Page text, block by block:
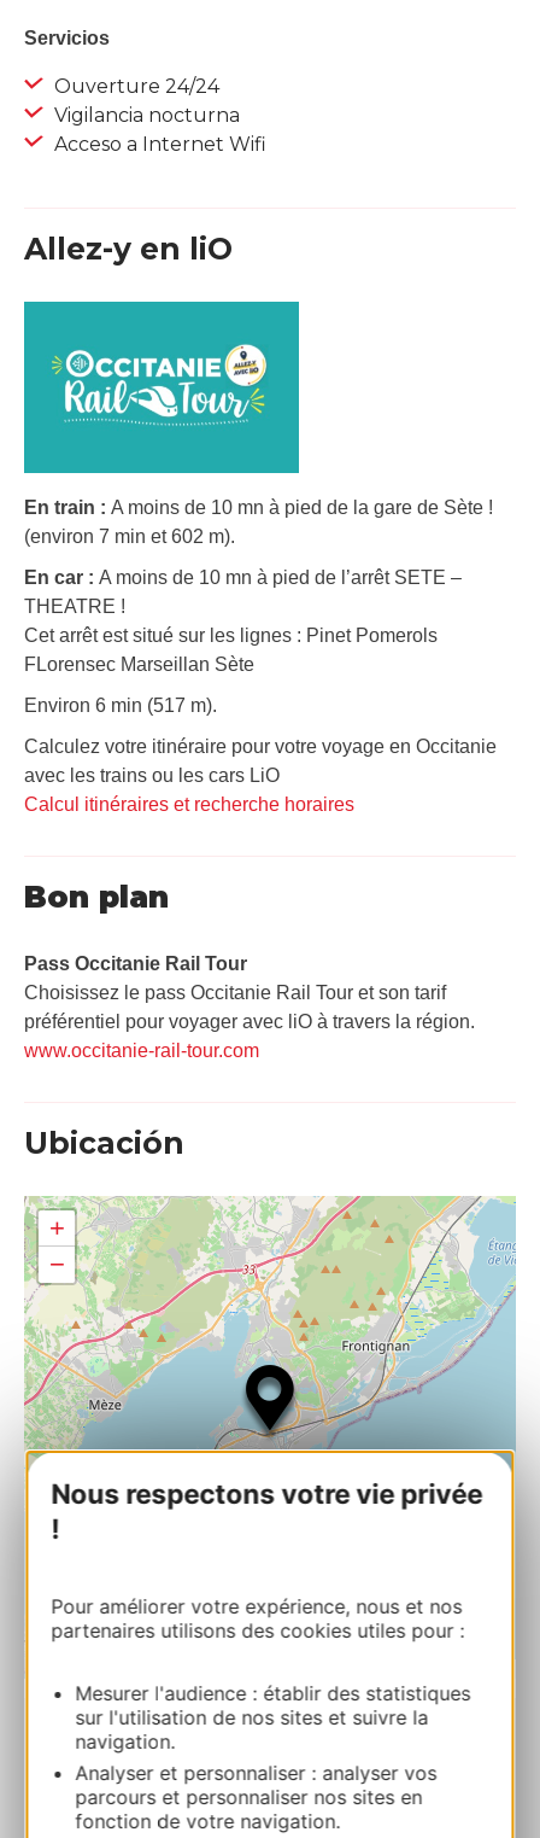
Nous respectons votre vie privée
!
Pour améliorer votre expérience, nous et nos
partenaires utilisons des cookies utiles pour :
Mesurer l'audience : établir des statistiques
sur l'utilisation de nos sites et suivre la
navigation.
Analyser et personnaliser : analyser vos
parcours et personnaliser nos sites en
fonction de votre navigation.
Servicios
Ouverture 24/24
Vigilancia nocturna
Acceso a Internet Wifi
Allez-y en liO
En train : A moins de 10 mn à pied de la gare de Sète !
(environ 7 min et 602 m).
En car : A moins de 10 mn à pied de l’arrêt SETE –
THEATRE !
Cet arrêt est situé sur les lignes : Pinet Pomerols
FLorensec Marseillan Sète
Environ 6 min (517 m).
Calculez votre itinéraire pour votre voyage en Occitanie
avec les trains ou les cars LiO
Calcul itinéraires et recherche horaires
Bon plan
Pass Occitanie Rail Tour​
Choisissez le pass Occitanie Rail Tour et son tarif
préférentiel pour voyager avec liO à travers la région.
www.occitanie-rail-tour.com
Ubicación
+
−